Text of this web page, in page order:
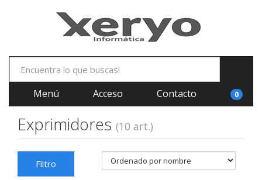
Menú Acceso Contacto 0
Exprimidores (10 art.)
Filtro